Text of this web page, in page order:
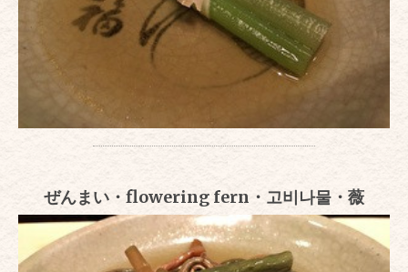
ぜんまい・flowering fern・고비나물・薇